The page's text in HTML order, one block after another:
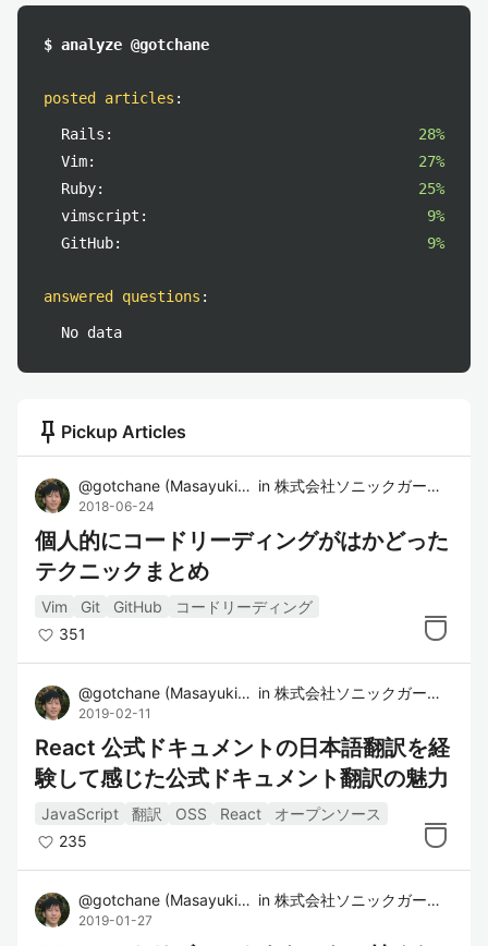
$ analyze @gotchane
posted articles :
Rails:
28%
Vim:
27%
Ruby:
25%
vimscript:
9%
GitHub:
9%
answered questions :
No data
push_pin Pickup Articles
@gotchane (Masayuki Goto )
in 株式会社ソニックガーデン
2018-06-24
個人的にコードリーディングがはかどった
テクニックまとめ
Vim Git GitHub
コードリーディング
351
@gotchane (Masayuki Goto )
in 株式会社ソニックガーデン
2019-02-11
React 公式ドキュメントの日本語翻訳を経
験して感じた公式ドキュメント翻訳の魅力
JavaScript 翻訳 OSS React
オープンソース
235
@gotchane (Masayuki Goto )
in 株式会社ソニックガーデン
2019-01-27